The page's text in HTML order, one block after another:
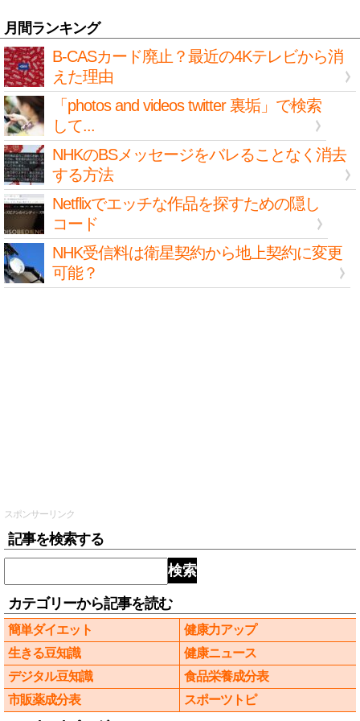
月間ランキング
B-CASカード廃止？最近の4Kテレビから消
えた理由
「photos and videos twitter 裏垢」で検索
して...
NHKのBSメッセージをバレることなく消去
する方法
Netflixでエッチな作品を探すための隠し
コード
NHK受信料は衛星契約から地上契約に変更
可能？
スポンサーリンク
記事を検索する
検索
カテゴリーから記事を読む
簡単ダイエット
健康力アップ
生きる豆知識
健康ニュース
デジタル豆知識
食品栄養成分表
市販薬成分表
スポーツトピ